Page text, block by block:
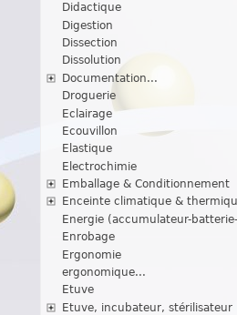
Didactique
Digestion
Dissection
Dissolution
Documentation...
Droguerie
Eclairage
Ecouvillon
Elastique
Electrochimie
Emballage & Conditionnement
Enceinte climatique &
Energie (accumulateur-
Enrobage
Ergonomie
ergonomique...
Etuve
Etuve, incubateur, stérilisateur